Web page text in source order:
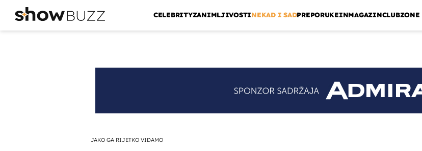
CELEBRITYZANIMLJIVOSTINEKAD I SADPREPORUKEINMAGAZINCLUBZONE
JAKO GA RIJETKO VIĐAMO